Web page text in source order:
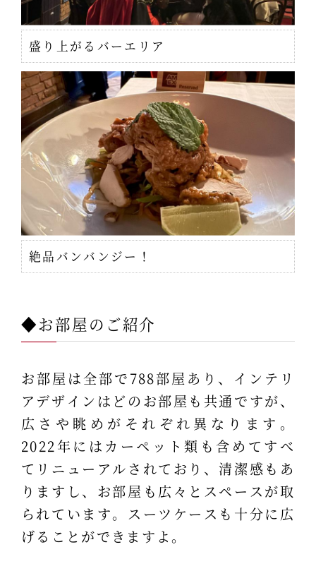
盛り上がるバーエリア
絶品バンバンジー！
◆お部屋のご紹介
お部屋は全部で788部屋あり、インテリ
アデザインはどのお部屋も共通ですが、
広さや眺めがそれぞれ異なります。
2022年にはカーペット類も含めてすべ
てリニューアルされており、清潔感もあ
りますし、お部屋も広々とスペースが取
られています。スーツケースも十分に広
げることができますよ。